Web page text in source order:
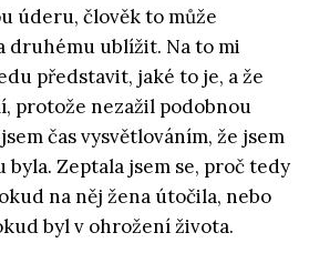
úderu, člověk to může
druhému ublížit. Na to mi
představit, jaké to je, a že
protože nezažil podobnou
čas vysvětlováním, že jsem
byla. Zeptala jsem se, proč tedy
na něj žena útočila, nebo
byl v ohrožení života.